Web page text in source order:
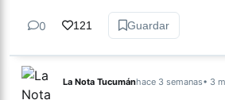
0 121 Guardar
La Nota Tucumánhace 3 semanas• 3